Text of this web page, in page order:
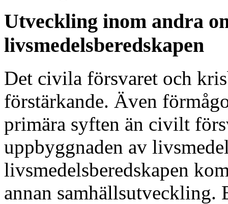
Utveckling inom andra
livsmedelsberedskapen
Det civila försvaret och
förstärkande. Även
primära syften än civilt
uppbyggnaden av
livsmedelsberedskapen
annan samhällsutveckling.